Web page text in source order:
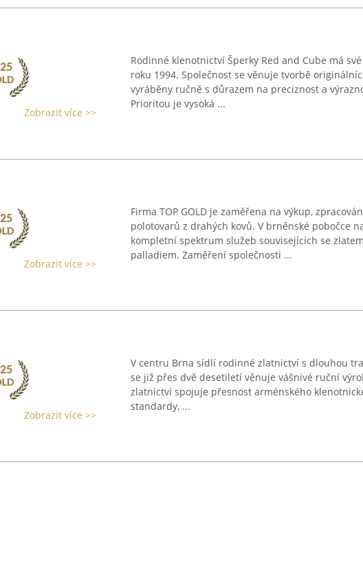
Zobrazit více >>
Rodinné klenotnictví Šperky Red and Cube má
roku 1994. Společnost se věnuje tvorbě
vyráběny ručně s důrazem na preciznost a
Prioritou je vysoká ...
Zobrazit více >>
Firma TOP GOLD je zaměřena na výkup,
polotovarů z drahých kovů. V brněnské pobočce
kompletní spektrum služeb souvisejících se
palladiem. Zaměření společnosti ...
Zobrazit více >>
V centru Brna sídlí rodinné zlatnictví s dlouhou
se již přes dvě desetiletí věnuje vášnivé ruční
zlatnictví spojuje přesnost arménského
standardy, ...